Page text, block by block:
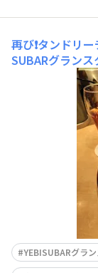
再び❗タンドリ
SUBARグラン
チキンとキー
で調合したゴ
YEBISUBARグラ